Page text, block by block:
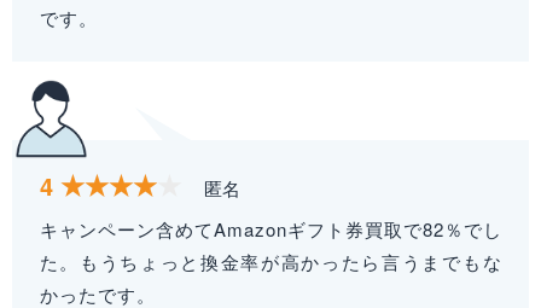
です。
4
匿名
キャンペーン含めてAmazonギフト券買取で82％でし
た。もうちょっと換金率が高かったら言うまでもな
かったです。